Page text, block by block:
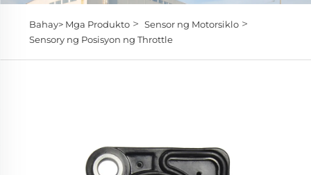
Bahay> Mga Produkto> Sensor ng Motorsiklo>
Sensory ng Posisyon ng Throttle